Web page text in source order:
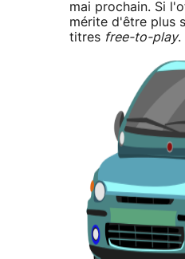
mai prochain. Si
mérite d'être plus
titres free-to-play.